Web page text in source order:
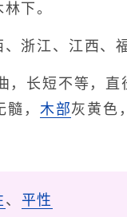
下。
浙江、江西、
，长短不等，
， 木部灰黄色
、 平性